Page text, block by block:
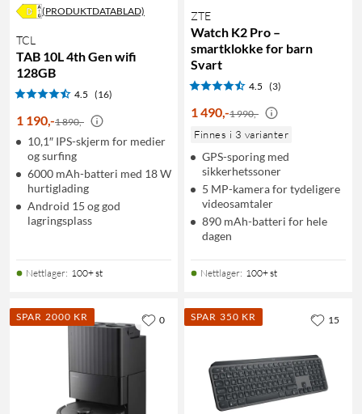
(PRODUKTDATABLAD)
TCL
TAB 10L 4th Gen wifi
128GB
4.5 (16)
1 190,-1 890,-
10,1″ IPS-skjerm for medier
og surfing
6000 mAh-batteri med 18 W
hurtiglading
Android 15 og god
lagringsplass
Nettlager: 100+ st
ZTE
Watch K2 Pro –
smartklokke for barn
Svart
4.5 (3)
1 490,-1 990,-
Finnes i 3 varianter
GPS-sporing med
sikkerhetssoner
5 MP-kamera for tydeligere
videosamtaler
890 mAh-batteri for hele
dagen
Nettlager: 100+ st
SPAR 2000 KR 0 SPAR 350 KR 15